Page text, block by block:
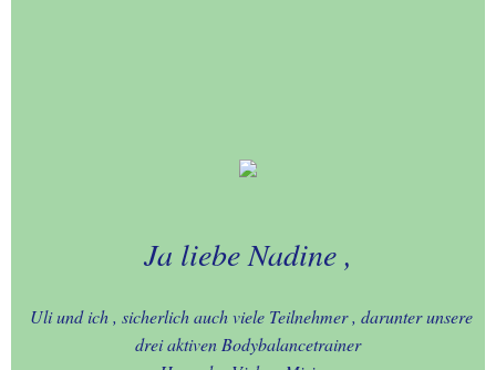
Ja liebe Nadine ,
Uli und ich , sicherlich auch viele Teilnehmer , darunter unsere
drei aktiven Bodybalancetrainer